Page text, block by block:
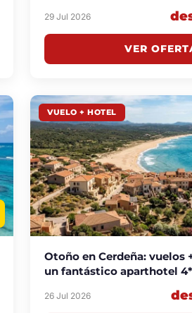
29 Jul 2026
VER
VUELO + HOTEL
Otoño en Cerdeña: vuelos
un fantástico aparthotel 4*
26 Jul 2026